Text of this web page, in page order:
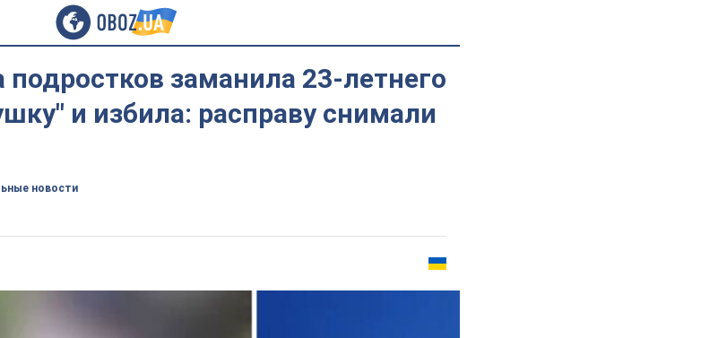
заманила 23-летнего
и избила: расправу снимали
новости